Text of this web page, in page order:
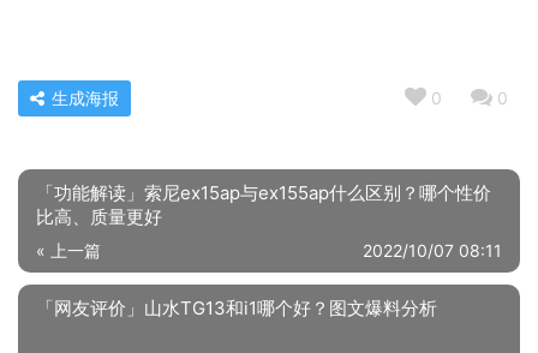
0 0
生成海报
「功能解读」索尼ex15ap与ex155ap什么区别？哪个性价
比高、质量更好
« 上一篇 2022/10/07 08:11
「网友评价」山水TG13和i1哪个好？图文爆料分析